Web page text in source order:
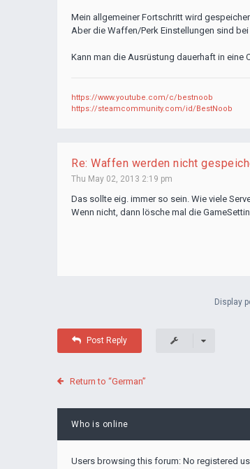
Mein allgemeiner Fortschritt wird
Aber die Waffen/Perk Einstellungen sind
Kann man die Ausrüstung dauerhaft in eine
https://www.youtube.com/c/bestnoob
https://steamcommunity.com/id/BestNoob
Re: Waffen werden nicht
Thu May 02, 2013 2:19 pm
Das sollte eig. immer so sein. Wie viele
Wenn nicht, dann lösche mal die
Display
Post Reply
Return to “German”
Who is online
Users browsing this forum: No registered